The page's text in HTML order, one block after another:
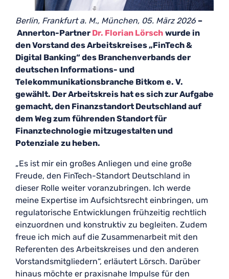
Berlin, Frankfurt a. M., München, 05. März 2026 –
Annerton-Partner Dr. Florian Lörsch wurde in
den Vorstand des Arbeitskreises „FinTech &
Digital Banking“ des Branchenverbands der
deutschen Informations- und
Telekommunikationsbranche Bitkom e. V.
gewählt. Der Arbeitskreis hat es sich zur Aufgabe
gemacht, den Finanzstandort Deutschland auf
dem Weg zum führenden Standort für
Finanztechnologie mitzugestalten und
Potenziale zu heben.
„Es ist mir ein großes Anliegen und eine große
Freude, den FinTech-Standort Deutschland in
dieser Rolle weiter voranzubringen. Ich werde
meine Expertise im Aufsichtsrecht einbringen, um
regulatorische Entwicklungen frühzeitig rechtlich
einzuordnen und konstruktiv zu begleiten. Zudem
freue ich mich auf die Zusammenarbeit mit den
Referenten des Arbeitskreises und den anderen
Vorstandsmitgliedern“, erläutert Lörsch. Darüber
hinaus möchte er praxisnahe Impulse für den